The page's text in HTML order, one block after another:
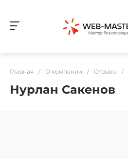
Главная / О компании / Отзывы /
Нурлан Сакенов